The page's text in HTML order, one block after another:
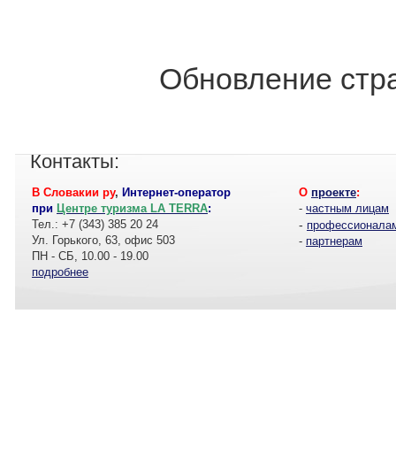
Обновление
Контакты:
В Словакии ру, Интернет-оператор
при Центре туризма LA TERRA:
Тел.: +7 (343) 385 20 24
Ул. Горького, 63, офис 503
ПН - СБ, 10.00 - 19.00
подробнее
О проекте:
- частным лицам
-
- партнерам